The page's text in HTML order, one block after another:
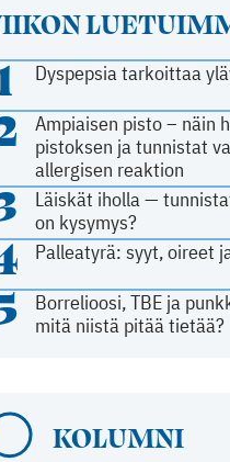
Dyspepsia tarkoittaa
Ampiaisen pisto – näin
pistoksen ja tunnistat
allergisen reaktion
Läiskät iholla —
on kysymys?
Palleatyrä: syyt, oireet
Borrelioosi, TBE ja
mitä niistä pitää tietää?
KOLUMNI